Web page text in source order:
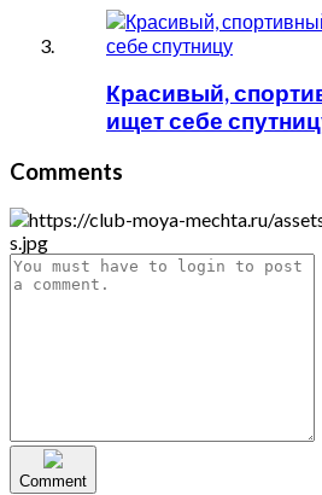
Красивый,
ищет себе
Comments
Comment